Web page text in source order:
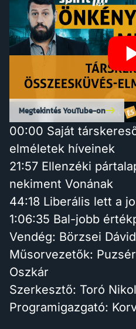
Megtekintés YouTube-on
00:00 Saját
elméletek híveinek
21:57 Ellenzéki
nekiment Vonának
44:18 Liberális lett a
1:06:35 Bal-jobb
Vendég: Börzsei Dávid
Műsorvezetők:
Oszkár
Szerkesztő: Toró
Programigazgató: